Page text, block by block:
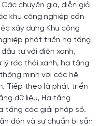
chuyên gia, diễn giả
khu công nghiệp cần
xây dựng Khu công
phát triển hạ tầng
tư với điện xanh,
lý rác thải xanh, hạ tầng
minh với các hệ
Tiếp theo là phát triển
dữ liệu, Hạ tầng
tầng các giải pháp số.
đón và sự chuẩn bị sẵn